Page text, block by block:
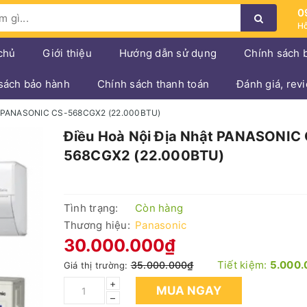
Giới thiệu Hướng dẫn sử dụng Chính sách
bảo hành Chính sách thanh toán Đánh giá,
CS-568CGX2 (22.000BTU)
Điều Hoà Nội Địa Nhật PANASONIC
568CGX2 (22.000BTU)
Tình trạng:
Còn hàng
Thương hiệu: Panasonic
30.000.000₫
Giá thị trường:35.000.000₫ Tiết kiệm:
+
–
MUA NGAY